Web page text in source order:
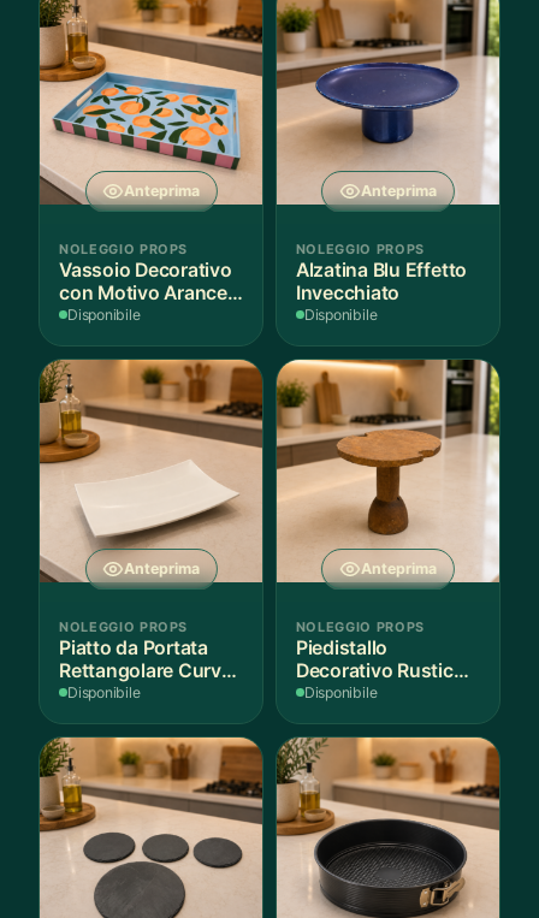
Anteprima
NOLEGGIO PROPS
Vassoio Decorativo
con Motivo Arance e
Foglie
Disponibile
Anteprima
NOLEGGIO PROPS
Alzatina Blu Effetto
Invecchiato
Disponibile
Anteprima
NOLEGGIO PROPS
Piatto da Portata
Rettangolare Curvo
Bianco
Disponibile
Anteprima
NOLEGGIO PROPS
Piedistallo
Decorativo Rustico
in Legno
Disponibile